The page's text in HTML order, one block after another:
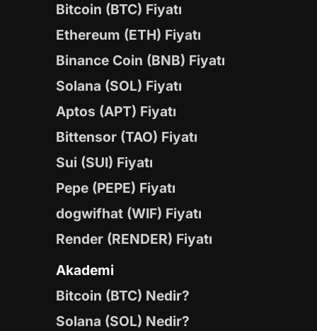
Bitcoin (BTC) Fiyatı
Ethereum (ETH) Fiyatı
Binance Coin (BNB) Fiyatı
Solana (SOL) Fiyatı
Aptos (APT) Fiyatı
Bittensor (TAO) Fiyatı
Sui (SUI) Fiyatı
Pepe (PEPE) Fiyatı
dogwifhat (WIF) Fiyatı
Render (RENDER) Fiyatı
Akademi
Bitcoin (BTC) Nedir?
Solana (SOL) Nedir?